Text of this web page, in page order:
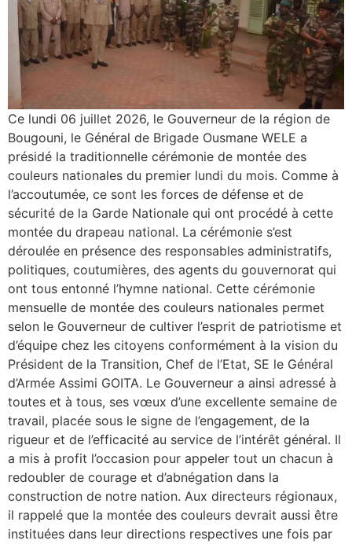
Ce lundi 06 juillet 2026, le Gouverneur de la région de
Bougouni, le Général de Brigade Ousmane WELE a
présidé la traditionnelle cérémonie de montée des
couleurs nationales du premier lundi du mois. Comme à
l’accoutumée, ce sont les forces de défense et de
sécurité de la Garde Nationale qui ont procédé à cette
montée du drapeau national. La cérémonie s’est
déroulée en présence des responsables administratifs,
politiques, coutumières, des agents du gouvernorat qui
ont tous entonné l’hymne national. Cette cérémonie
mensuelle de montée des couleurs nationales permet
selon le Gouverneur de cultiver l’esprit de patriotisme et
d’équipe chez les citoyens conformément à la vision du
Président de la Transition, Chef de l’Etat, SE le Général
d’Armée Assimi GOITA. Le Gouverneur a ainsi adressé à
toutes et à tous, ses vœux d’une excellente semaine de
travail, placée sous le signe de l’engagement, de la
rigueur et de l’efficacité au service de l’intérêt général. Il
a mis à profit l’occasion pour appeler tout un chacun à
redoubler de courage et d’abnégation dans la
construction de notre nation. Aux directeurs régionaux,
il rappelé que la montée des couleurs devrait aussi être
instituées dans leur directions respectives une fois par